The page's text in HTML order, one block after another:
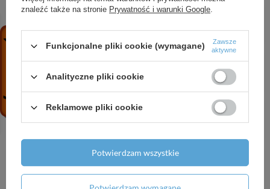
AX ShowerSolutions Główka prysznicowa 130
HG Croma Select S Główka prysznicowa 110
Multi EcoSmart, Biały/Chrom
HG Xarita Lite S Lustro oświetleniem LED 900/30,
HG Tecturis E Jednouchwytowa bateria
umywalkowa 240 Fine CoolStart Ecosmart+ do
umywalek nablatowych z kompletem
znaleźć także na stronie Prywatność i warunki Google.
Funkcjonalne pliki cookie (wymagane)
Zawsze
aktywne
Analityczne pliki cookie
Reklamowe pliki cookie
Potwierdzam wszystkie